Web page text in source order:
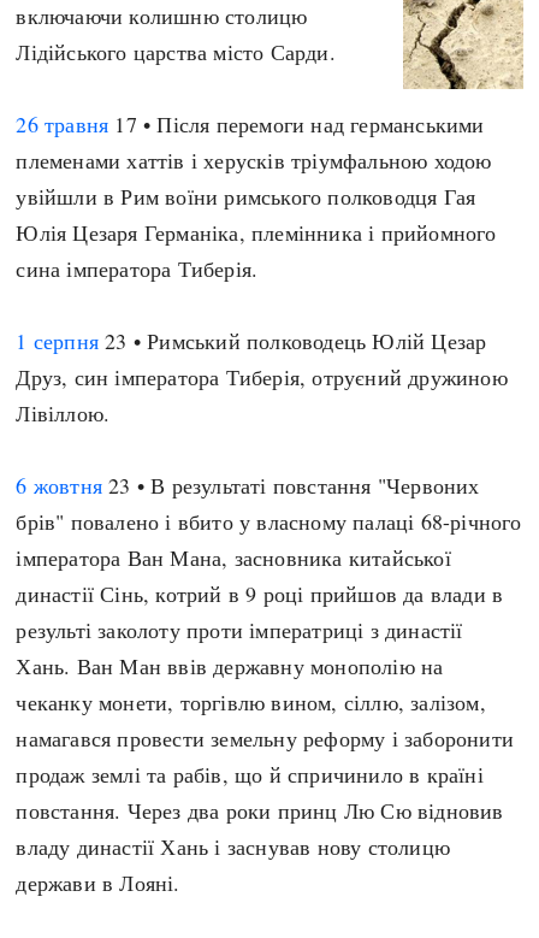
А(нта)рктика
Африка
Визначальні події
#Хештеги
включаючи колишню столицю
Лідійського царства місто Сарди.
26 травня 17 • Після перемоги над германськими
племенами хаттів і херусків тріумфальною ходою
увійшли в Рим воїни римського полководця Гая
Юлія Цезаря Германіка, племінника і прийомного
сина імператора Тиберія.
1 серпня 23 • Римський полководець Юлій Цезар
Друз, син імператора Тиберія, отруєний дружиною
Лівіллою.
6 жовтня 23 • В результаті повстання "Червоних
брів" повалено і вбито у власному палаці 68-річного
імператора Ван Мана, засновника китайської
династії Сінь, котрий в 9 році прийшов да влади в
результі заколоту проти імператриці з династії
Хань. Ван Ман ввів державну монополію на
чеканку монети, торгівлю вином, сіллю, залізом,
намагався провести земельну реформу і заборонити
продаж землі та рабів, що й спричинило в країні
повстання. Через два роки принц Лю Сю відновив
владу династії Хань і заснував нову столицю
держави в Лояні.